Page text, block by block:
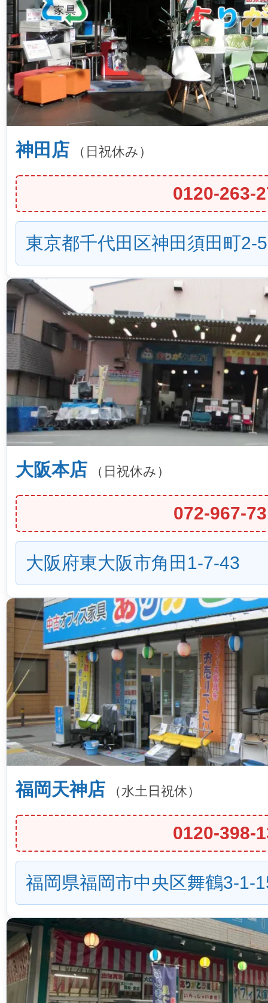
神田店 （日祝休み）
0120-263-
東京都千代田区神田須田町2-
大阪本店 （日祝休み）
072-967-
大阪府東大阪市角田1-7-43
福岡天神店 （水土日祝休）
0120-398-
福岡県福岡市中央区舞鶴3-1-